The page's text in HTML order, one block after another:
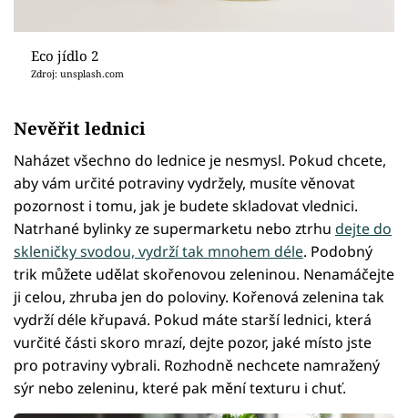
Eco jídlo 2
Zdroj: unsplash.com
Nevěřit lednici
Naházet všechno do lednice je nesmysl. Pokud chcete,
aby vám určité potraviny vydržely, musíte věnovat
pozornost i tomu, jak je budete skladovat vlednici.
Natrhané bylinky ze supermarketu nebo ztrhu dejte do
skleničky svodou, vydrží tak mnohem déle. Podobný
trik můžete udělat skořenovou zeleninou. Nenamáčejte
ji celou, zhruba jen do poloviny. Kořenová zelenina tak
vydrží déle křupavá. Pokud máte starší lednici, která
vurčité části skoro mrazí, dejte pozor, jaké místo jste
pro potraviny vybrali. Rozhodně nechcete namražený
sýr nebo zeleninu, které pak mění texturu i chuť.